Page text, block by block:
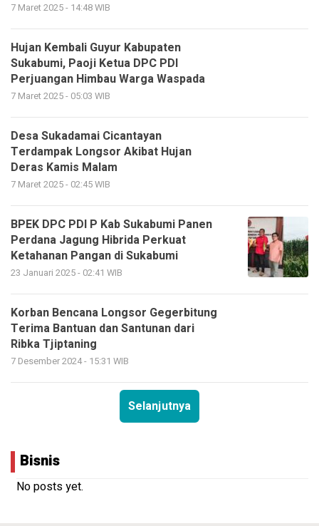
7 Maret 2025 - 14:48 WIB
Hujan Kembali Guyur Kabupaten
Sukabumi, Paoji Ketua DPC PDI
Perjuangan Himbau Warga Waspada
7 Maret 2025 - 05:03 WIB
Desa Sukadamai Cicantayan
Terdampak Longsor Akibat Hujan
Deras Kamis Malam
7 Maret 2025 - 02:45 WIB
BPEK DPC PDI P Kab Sukabumi Panen
Perdana Jagung Hibrida Perkuat
Ketahanan Pangan di Sukabumi
23 Januari 2025 - 02:41 WIB
Korban Bencana Longsor Gegerbitung
Terima Bantuan dan Santunan dari
Ribka Tjiptaning
7 Desember 2024 - 15:31 WIB
Selanjutnya
Bisnis
No posts yet.